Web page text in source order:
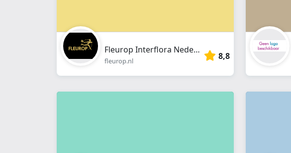
Fleurop Interflora Nederland BV
fleurop.nl 8,8